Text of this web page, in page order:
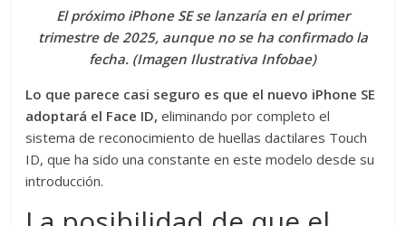
El próximo iPhone SE se lanzaría en el primer
trimestre de 2025, aunque no se ha confirmado la
fecha. (Imagen Ilustrativa Infobae)
Lo que parece casi seguro es que el nuevo iPhone SE
adoptará el Face ID,eliminando por completo el
sistema de reconocimiento de huellas dactilares Touch
ID, que ha sido una constante en este modelo desde su
introducción.